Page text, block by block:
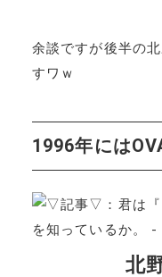
余談ですが後半の
すワｗ
1996年には
北